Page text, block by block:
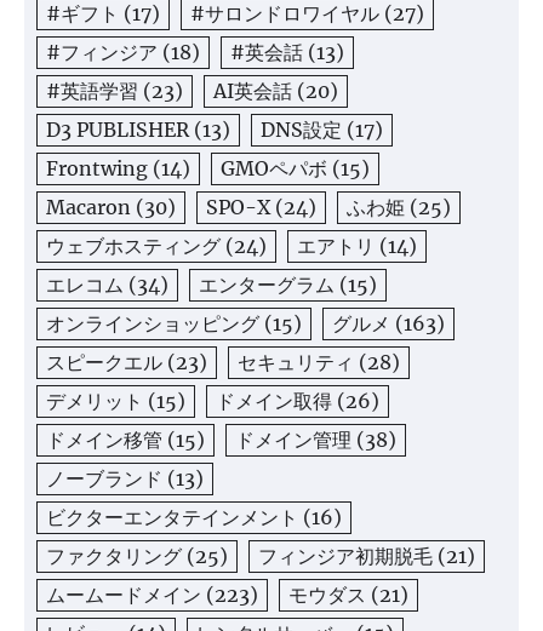
#ギフト (17) #サロンドロワイヤル (27)
#フィンジア (18) #英会話 (13)
#英語学習 (23) AI英会話 (20)
D3 PUBLISHER(13) DNS設定 (17)
Frontwing (14) GMOペパボ (15)
Macaron (30) SPO-X(24) ふわ姫 (25)
ウェブホスティング (24) エアトリ (14)
エレコム (34) エンターグラム (15)
オンラインショッピング (15) グルメ (163)
スピークエル (23) セキュリティ (28)
デメリット (15) ドメイン取得 (26)
ドメイン移管 (15) ドメイン管理 (38)
ノーブランド (13)
ビクターエンタテインメント (16)
ファクタリング (25) フィンジア初期脱毛 (21)
ムームードメイン (223) モウダス (21)